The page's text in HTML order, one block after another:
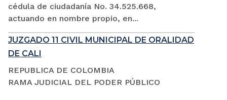
cédula de ciudadanía No. 34.525.668,
actuando en nombre propio, en...
JUZGADO 11 CIVIL MUNICIPAL DE ORALIDAD
DE CALI
REPUBLICA DE COLOMBIA
RAMA JUDICIAL DEL PODER PÚBLICO